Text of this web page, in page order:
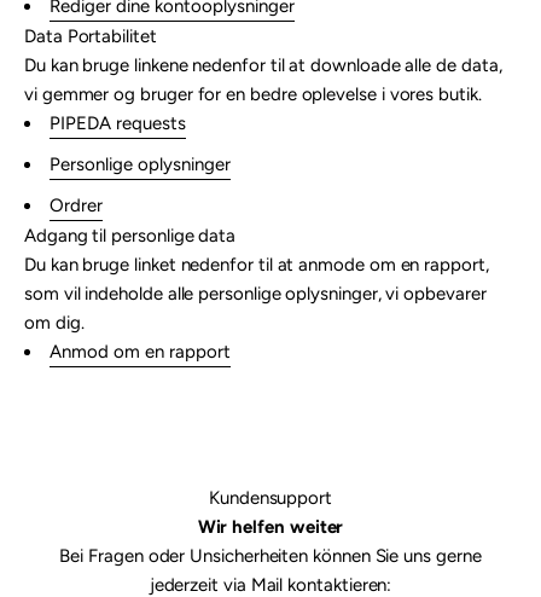
Rediger dine kontooplysninger
Data Portabilitet
Du kan bruge linkene nedenfor til at downloade alle de data,
vi gemmer og bruger for en bedre oplevelse i vores butik.
PIPEDA requests
Personlige oplysninger
Ordrer
Adgang til personlige data
Du kan bruge linket nedenfor til at anmode om en rapport,
som vil indeholde alle personlige oplysninger, vi opbevarer
om dig.
Anmod om en rapport
Kundensupport
Wir helfen weiter
Bei Fragen oder Unsicherheiten können Sie uns gerne
jederzeit via Mail kontaktieren: